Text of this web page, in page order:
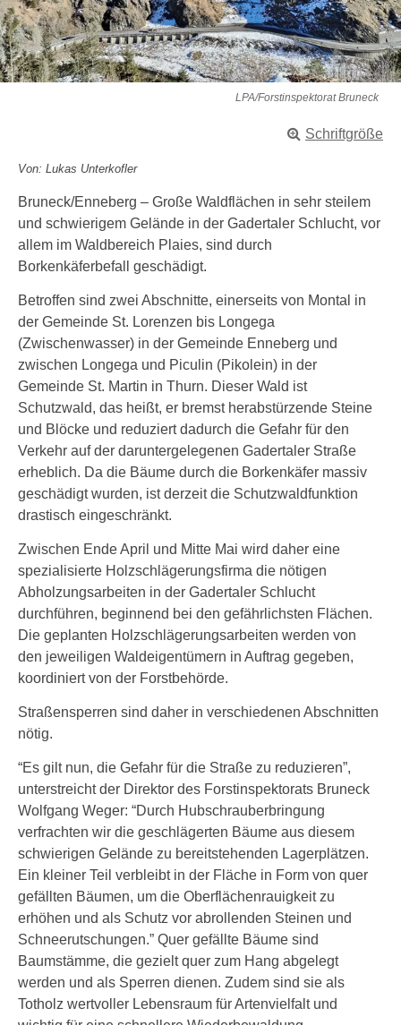
LPA/Forstinspektorat Bruneck
Schriftgröße
Von: Lukas Unterkofler
Bruneck/Enneberg – Große Waldflächen in sehr steilem
und schwierigem Gelände in der Gadertaler Schlucht, vor
allem im Waldbereich Plaies, sind durch
Borkenkäferbefall geschädigt.
Betroffen sind zwei Abschnitte, einerseits von Montal in
der Gemeinde St. Lorenzen bis Longega
(Zwischenwasser) in der Gemeinde Enneberg und
zwischen Longega und Piculin (Pikolein) in der
Gemeinde St. Martin in Thurn. Dieser Wald ist
Schutzwald, das heißt, er bremst herabstürzende Steine
und Blöcke und reduziert dadurch die Gefahr für den
Verkehr auf der daruntergelegenen Gadertaler Straße
erheblich. Da die Bäume durch die Borkenkäfer massiv
geschädigt wurden, ist derzeit die Schutzwaldfunktion
drastisch eingeschränkt.
Zwischen Ende April und Mitte Mai wird daher eine
spezialisierte Holzschlägerungsfirma die nötigen
Abholzungsarbeiten in der Gadertaler Schlucht
durchführen, beginnend bei den gefährlichsten Flächen.
Die geplanten Holzschlägerungsarbeiten werden von
den jeweiligen Waldeigentümern in Auftrag gegeben,
koordiniert von der Forstbehörde.
Straßensperren sind daher in verschiedenen Abschnitten
nötig.
“Es gilt nun, die Gefahr für die Straße zu reduzieren”,
unterstreicht der Direktor des Forstinspektorats Bruneck
Wolfgang Weger: “Durch Hubschrauberbringung
verfrachten wir die geschlägerten Bäume aus diesem
schwierigen Gelände zu bereitstehenden Lagerplätzen.
Ein kleiner Teil verbleibt in der Fläche in Form von quer
gefällten Bäumen, um die Oberflächenrauigkeit zu
erhöhen und als Schutz vor abrollenden Steinen und
Schneerutschungen.” Quer gefällte Bäume sind
Baumstämme, die gezielt quer zum Hang abgelegt
werden und als Sperren dienen. Zudem sind sie als
Totholz wertvoller Lebensraum für Artenvielfalt und